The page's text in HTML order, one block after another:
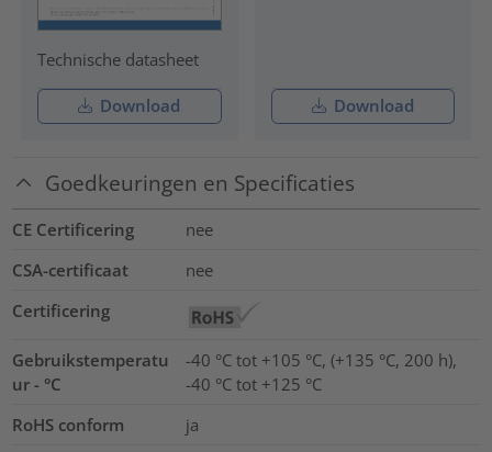
Technische datasheet
Download Download
Goedkeuringen en Specificaties
CE Certificering
nee
CSA-certificaat
nee
Certificering
Gebruikstemperatu
ur - °C
-40 °C tot +105 °C, (+135 °C, 200 h),
-40 °C tot +125 °C
RoHS conform
ja